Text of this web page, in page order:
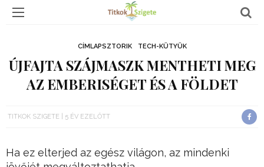
CÍMLAPSZTORIK TECH-KÜTYÜK
ÚJFAJTA SZÁJMASZK MENTHETI MEG
AZ EMBERISÉGET ÉS A FÖLDET
TITKOK SZIGETE 5 ÉV EZELŐTT
Ha ez elterjed az egész világon, az mindenki